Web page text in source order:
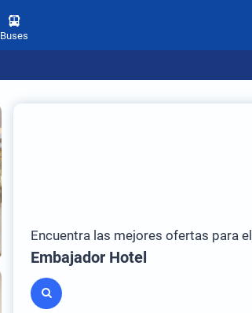
Buses
Encuentra las mejores ofertas para el
Embajador Hotel